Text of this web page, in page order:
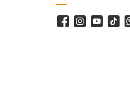
Facebook
Instagram
YouTube